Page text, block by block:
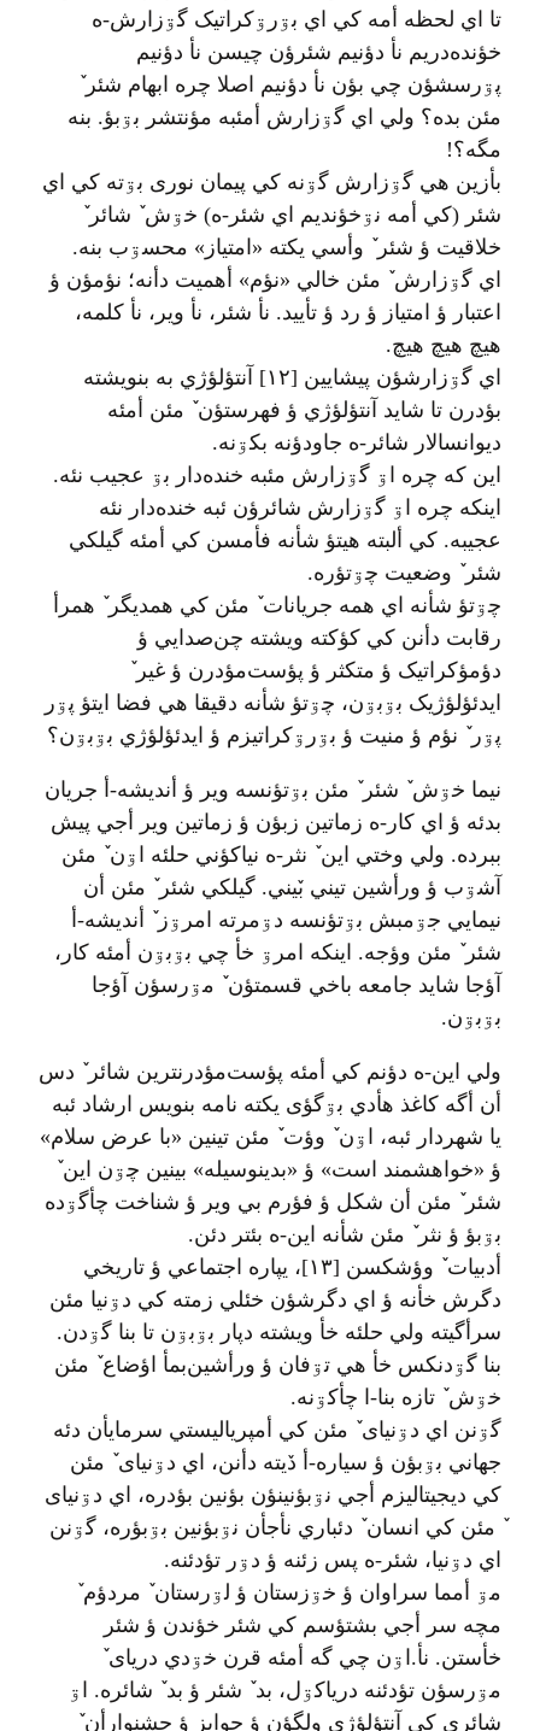
تا اي لحظه أمه کي اي بۊرۊکراتيک گۊزارش-ه
خؤنده‌دريم نأ دؤنيم شئرؤن چيسن نأ دؤنيم
پۊرسشؤن چي بؤن نأ دؤنيم اصلا چره ابهام شئر ٚ
مئن بده؟ ولي اي گۊزارش أمئبه مؤنتشر بۊبؤ. بنه
مگه؟!
بأزين هي گۊزارش گۊنه کي پیمان نوری بۊته کي اي
شئر (کي أمه نۊخؤنديم اي شئر-ه) خۊش ٚ شائر ٚ
خلاقيت ؤ شئر ٚ وأسي يکته «امتياز» محسۊب بنه.
اي گۊزارش ٚ مئن خالي «نؤم» أهميت دأنه؛ نؤمؤن ؤ
اعتبار ؤ امتياز ؤ رد ؤ تأييد. نأ شئر، نأ وير، نأ کلمه،
هيچ هيچ هيچ.
اي گۊزارشؤن پيشايين [۱۲] آنتؤلؤژي به بنويشته
بؤدرن تا شايد آنتؤلؤژي ؤ فهرستؤن ٚ مئن أمئه
ديوانسالار شائر-ه جاودؤنه بکۊنه.
اين که چره اۊ گۊزارش مئبه خنده‌دار بۊ عجيب نئه.
اينکه چره اۊ گۊزارش شائرؤن ئبه خنده‌دار نئه
عجيبه. کي ألبته هيتؤ شأنه فأمسن کي أمئه گيلکي
شئر ٚ وضعيت چۊتؤره.
چۊتؤ شأنه اي همه جريانات ٚ مئن کي همديگر ٚ همرأ
رقابت دأنن کي کؤکته ويشته چن‌صدايي ؤ
دؤمؤکراتيک ؤ متکثر ؤ پؤست‌مؤدرن ؤ غير ٚ
ايدئؤلؤژيک بۊبۊن، چۊتؤ شأنه دقيقا هي فضا ايتؤ پۊر
پۊر ٚ نؤم ؤ منيت ؤ بۊرۊکراتيزم ؤ ايدئؤلؤژي بۊبۊن؟
نيما خۊش ٚ شئر ٚ مئن بۊتؤنسه وير ؤ أنديشه-أ جريان
بدئه ؤ اي کار-ه زماتين زبؤن ؤ زماتين وير أجي پيش
ببرده. ولي وختي اين ٚ نثر-ه نياکؤني حلئه اۊن ٚ مئن
آشۊب ؤ ورأشين تيني بٚیني. گيلکي شئر ٚ مئن أن
نيمايي جۊمبش بۊتؤنسه دۊمرته امرۊز ٚ أنديشه-أ
شئر ٚ مئن وؤجه. اينکه امرۊ خأ چي بۊبۊن أمئه کار،
آؤجا شايد جامعه باخي قسمتؤن ٚ مۊرسؤن آؤجا
بۊبۊن.
ولي اين-ه دؤنم کي أمئه پؤست‌مؤدرنترين شائر ٚ دس
أن أگه کاغذ هأدي بۊگؤی يکته نامه بنويس ارشاد ئبه
يا شهردار ئبه، اۊن ٚ وؤت ٚ مئن تينين «با عرض سلام»
ؤ «خواهشمند است» ؤ «بدينوسيله» بينين چۊن اين ٚ
شئر ٚ مئن أن شکل ؤ فؤرم بي وير ؤ شناخت چأگۊده
بۊبؤ ؤ نثر ٚ مئن شأنه اين-ه بئتر دئن.
أدبيات ٚ وؤشکسن [۱۳]، يپاره اجتماعي ؤ تاريخي
دگرش خأنه ؤ اي دگرشؤن خئلي زمته کي دۊنيا مئن
سرأگيته ولي حلئه خأ ويشته دپار بۊبۊن تا بنا گۊدن.
بنا گۊدنکس خأ هي تۊفان ؤ ورأشين‌بمأ اؤضاع ٚ مئن
خۊش ٚ تازه بنا-ا چأکۊنه.
گۊنن اي دۊنيای ٚ مئن کي أمپرياليستي سرمايأن دئه
جهاني بۊبؤن ؤ سياره-أ دٚيته دأنن، اي دۊنيای ٚ مئن
کي ديجيتاليزم أجي نۊبؤنينؤن بؤنين بؤدره، اي دۊنيای
ٚ مئن کي انسان ٚ دئباري نأجأن نۊبؤنين بۊبؤره، گۊنن
اي دۊنيا، شئر-ه پس زئنه ؤ دۊر تؤدئنه.
مۊ أمما سراوان ؤ خۊزستان ؤ لۊرستان ٚ مردؤم ٚ
مچه سر أجي بشتؤسم کي شئر خؤندن ؤ شئر
خأستن. نأ.اۊن چي گه أمئه قرن خۊدي دريای ٚ
مۊرسؤن تؤدئنه درياکۊل، بد ٚ شئر ؤ بد ٚ شائره. اۊ
شائري کي آنتؤلؤژي ولگؤن ؤ جوايز ؤ جشنوارأن ٚ